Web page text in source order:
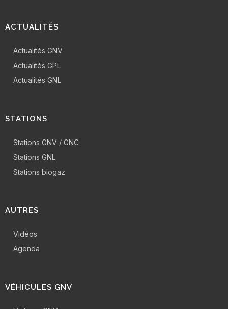
ACTUALITÉS
Actualités GNV
Actualités GPL
Actualités GNL
STATIONS
Stations GNV / GNC
Stations GNL
Stations biogaz
AUTRES
Vidéos
Agenda
VÉHICULES GNV